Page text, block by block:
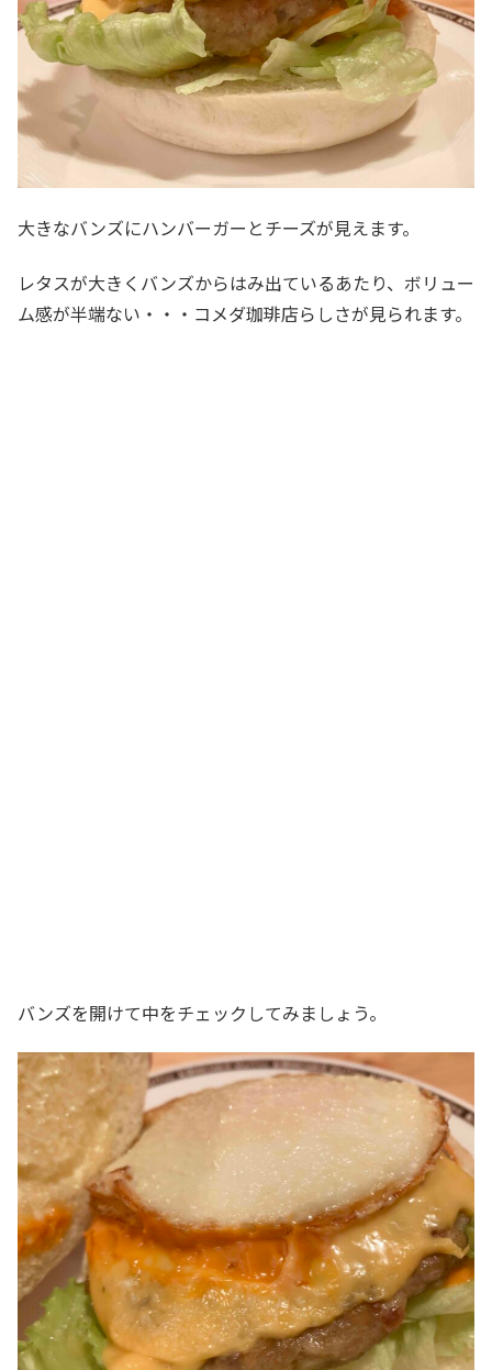
大きなバンズにハンバーガーとチーズが見えます。
レタスが大きくバンズからはみ出ているあたり、ボリュー
ム感が半端ない・・・コメダ珈琲店らしさが見られます。
バンズを開けて中をチェックしてみましょう。